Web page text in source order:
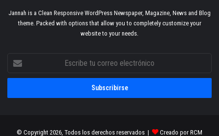
Jannah is a Clean Responsive WordPress Newspaper, Magazine, News and Blog
theme. Packed with options that allow you to completely customize your
website to your needs.
correo
© Copyright 2026, Todos los derechos reservados | Creado por RCM